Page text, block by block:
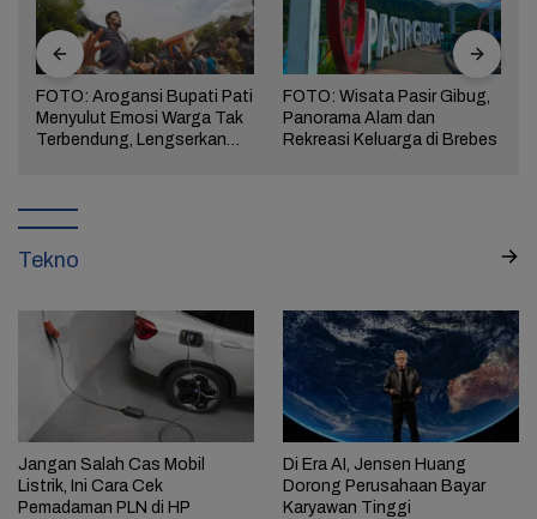
FOTO: Arogansi Bupati Pati
Menyulut Emosi Warga Tak
Terbendung, Lengserkan
FOTO: Wisata Pasir Gibug,
Panorama Alam dan
Rekreasi Keluarga di Brebes
Tekno
Jangan Salah Cas Mobil
Listrik, Ini Cara Cek
Pemadaman PLN di HP
Di Era AI, Jensen Huang
Dorong Perusahaan Bayar
Karyawan Tinggi